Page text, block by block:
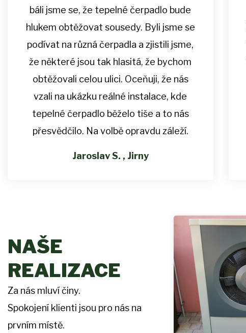
báli jsme se, že tepelné čerpadlo bude
hlukem obtěžovat sousedy. Byli jsme se
podívat na různá čerpadla a zjistili jsme,
že některé jsou tak hlasitá, že bychom
obtěžovali celou ulici. Oceňuji, že nás
vzali na ukázku reálné instalace, kde
tepelné čerpadlo běželo tiše a to nás
přesvědčilo. Na volbě opravdu záleží.
Jaroslav S. , Jirny
NAŠE
REALIZACE
Za nás mluví činy.
Spokojení klienti jsou pro nás na
prvním místě.